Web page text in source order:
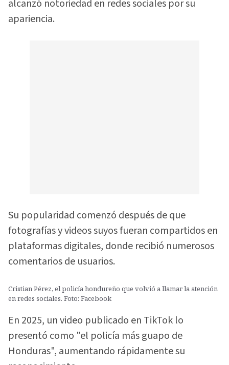
alcanzó notoriedad en redes sociales por su
apariencia.
Su popularidad comenzó después de que
fotografías y videos suyos fueran compartidos en
plataformas digitales, donde recibió numerosos
comentarios de usuarios.
Cristian Pérez, el policía hondureño que volvió a llamar la atención
en redes sociales. Foto: Facebook
En 2025, un video publicado en TikTok lo
presentó como "el policía más guapo de
Honduras", aumentando rápidamente su